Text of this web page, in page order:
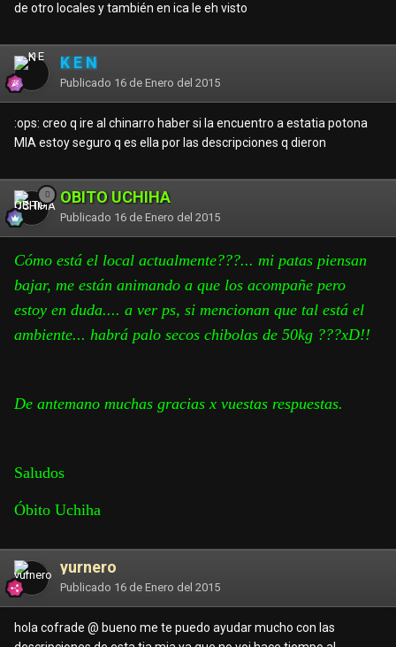
de otro locales y también en ica le eh visto
K E N
Publicado 16 de Enero del 2015
:ops: creo q ire al chinarro haber si la encuentro a estatia potona
MIA estoy seguro q es ella por las descripciones q dieron
OBITO UCHIHA
Publicado 16 de Enero del 2015
Cómo está el local actualmente???... mi patas piensan
bajar, me están animando a que los acompañe pero
estoy en duda.... a ver ps, si mencionan que tal está el
ambiente... habrá palo secos chibolas de 50kg ???xD!!
De antemano muchas gracias x vuestas respuestas.
Saludos
Óbito Uchiha
yurnero
Publicado 16 de Enero del 2015
hola cofrade @ bueno me te puedo ayudar mucho con las